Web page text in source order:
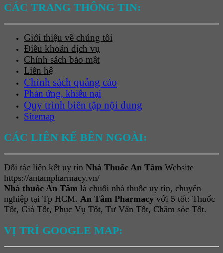
CÁC TRANG THÔNG TIN:
Giới thiệu về chúng tôi
Điều khoản dịch vụ
Chính sách bảo mật
Liên hệ
Chính sách quảng cáo
Phản ứng, khiếu nại
Quy trình biên tập nội dung
Sitemap
CÁC LIÊN KẾ BÊN NGOÀI:
Đối tác liên kết uy tín Nhà Thuốc An Tâm Website
https://antampharmacy.vn/
Nhà thuốc An Tâm là chuỗi nhà thuốc uy tín, chuyên
nghiệp tại Tp HCM. An Tâm Pharmacy với 5 tốt: Thuốc
Tốt, Giá Tốt, Phục Vụ Tốt, Tư Vấn Tốt, Chăm sóc Tốt.
VỊ TRÍ GOOGLE MAP: